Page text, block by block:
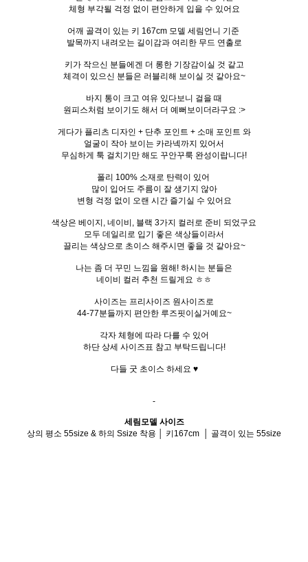
체형 부각될 걱정 없이 편안하게 입을 수 있어요
어깨 골격이 있는 키 167cm 모델 세림언니 기준
발목까지 내려오는 길이감과 여리한 무드 연출로
키가 작으신 분들에겐 더 롱한 기장감이실 것 같고
체격이 있으신 분들은 러블리해 보이실 것 같아요~
바지 통이 크고 여유 있다보니 걸을 때
원피스처럼 보이기도 해서 더 예뻐보이더라구요 :>
게다가 플리츠 디자인 + 단추 포인트 + 소매 포인트 와
얼굴이 작아 보이는 카라넥까지 있어서
무심하게 툭 걸치기만 해도 꾸안꾸룩 완성이랍니다!
폴리 100% 소재로 탄력이 있어
많이 입어도 주름이 잘 생기지 않아
변형 걱정 없이 오랜 시간 즐기실 수 있어요
색상은 베이지, 네이비, 블랙 3가지 컬러로 준비 되었구요
모두 데일리로 입기 좋은 색상들이라서
끌리는 색상으로 초이스 해주시면 좋을 것 같아요~
나는 좀 더 꾸민 느낌을 원해! 하시는 분들은
네이비 컬러 추천 드릴게요 ㅎㅎ
사이즈는 프리사이즈 원사이즈로
44-77분들까지 편안한 루즈핏이실거예요~
각자 체형에 따라 다를 수 있어
하단 상세 사이즈표 참고 부탁드립니다!
다들 굿 초이스 하세요 ♥
-
세림모델 사이즈
상의 평소 55size & 하의 Ssize 착용 │ 키167cm │ 골격이 있는 55size